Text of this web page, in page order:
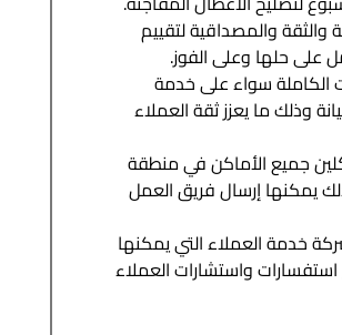
والثقة والمصداقية لتقييم
على حلها وعلى الفوز.
الكاملة سواء على خدمة
وذلك ما يعزز ثقة العملاء
جميع الأماكن في منطقة
يمكنها إرسال فريق العمل
خدمة العملاء التي يمكنها
واستشارات العملاء